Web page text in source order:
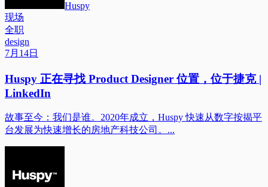
Huspy
现场
全职
design
7月14日
Huspy 正在寻找 Product Designer 位置，位于捷克 |
LinkedIn
故事至今：我们是谁。2020年成立，Huspy 快速从数字按揭平
台发展为快速增长的房地产科技公司。...